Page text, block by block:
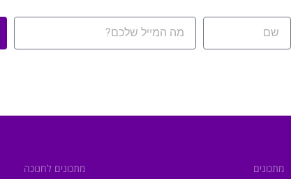
מתכונים
מתכונים לחנוכה